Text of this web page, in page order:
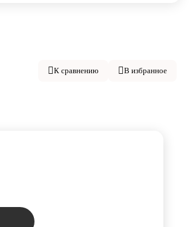
К сравнению В избранное